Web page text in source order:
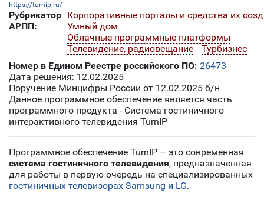
https://turnip.ru/
Рубрикатор
АРПП:
Корпоративные порталы и средства их
Умный дом
Облачные программные платформы
Телевидение, радиовещание
Турбизнес
Номер в Едином Реестре российского ПО: 26473
Дата решения: 12.02.2025
Поручение Минцифры России от 12.02.2025 б/н
Данное программное обеспечение является часть
программного продукта - Система гостиничного
интерактивного телевидения TurnIP
Программное обеспечение TurnIP – это современная
система гостиничного телевидения, предназначенная
для работы в первую очередь на специализированных
гостиничных телевизорах Samsung и LG.